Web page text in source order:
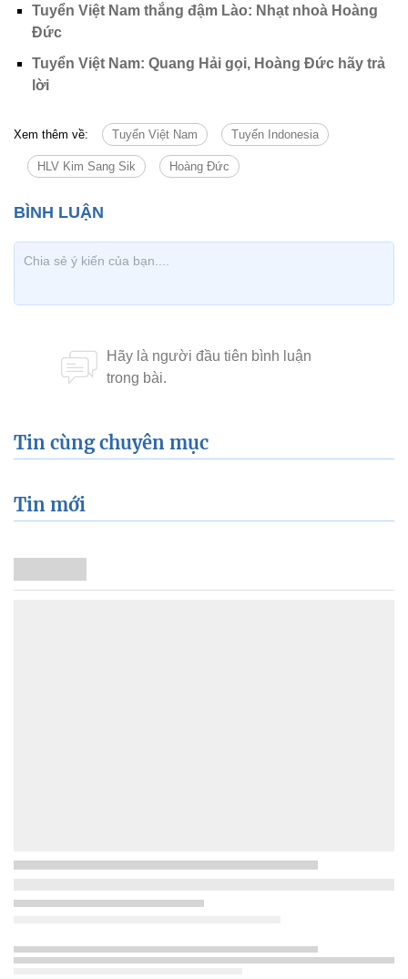
Tuyển Việt Nam thắng đậm Lào: Nhạt nhoà Hoàng
Đức
Tuyển Việt Nam: Quang Hải gọi, Hoàng Đức hãy trả
lời
Xem thêm về: Tuyển Việt Nam Tuyển Indonesia
HLV Kim Sang Sik Hoàng Đức
Tin cùng chuyên mục
Tin mới